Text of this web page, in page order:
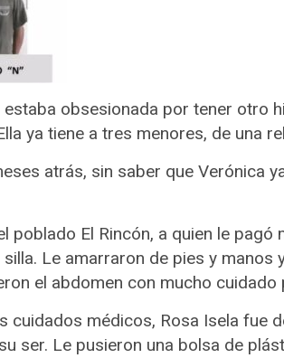
obsesionada por tener otro
ya tiene a tres menores, de una
atrás, sin saber que Verónica
poblado El Rincón, a quien le
Le amarraron de pies y manos
el abdomen con mucho cuidado
cuidados médicos, Rosa Isela fue
ser. Le pusieron una bolsa de